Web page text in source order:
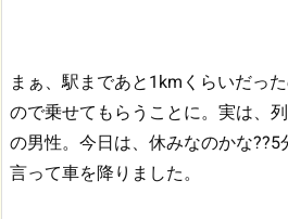
まぁ、駅まであと1kmくらいだっ
ので乗せてもらうことに。 実は、
の男性。 今日は、休みなのかな
言って車を降りました。